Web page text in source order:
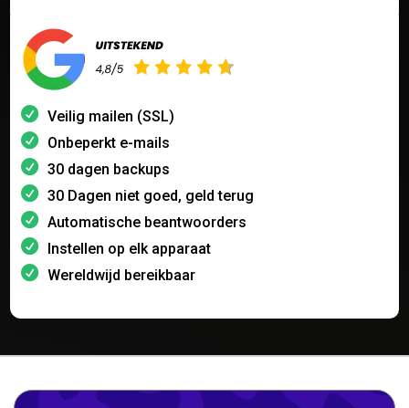
Veilig mailen (SSL)
Onbeperkt e-mails
30 dagen backups
30 Dagen niet goed, geld terug
Automatische beantwoorders
Instellen op elk apparaat
Wereldwijd bereikbaar